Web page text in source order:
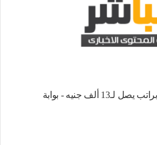
شغل للشباب.. فرد أمن براتب يصل لـ13 ألف جنيه - بوابة